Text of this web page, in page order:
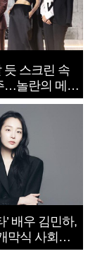
듯 스크린 속
…놀란의 메시
죄’
’ 배우 김민하,
막식 사회자